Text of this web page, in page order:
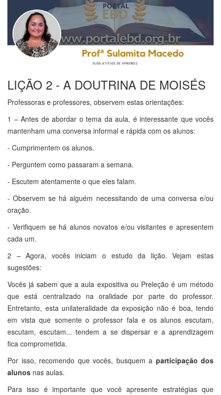
LIÇÃO 2 - A DOUTRINA DE MOISÉS
Professoras e professores, observem estas orientações:
1 – Antes de abordar o tema da aula, é interessante que vocês
mantenham uma conversa informal e rápida com os alunos:
- Cumprimentem os alunos.
- Perguntem como passaram a semana.
- Escutem atentamente o que eles falam.
- Observem se há alguém necessitando de uma conversa e/ou
oração.
- Verifiquem se há alunos novatos e/ou visitantes e apresentem
cada um.
2 – Agora, vocês iniciam o estudo da lição. Vejam estas
sugestões:
Vocês já sabem que a aula expositiva ou Preleção é um método
que está centralizado na oralidade por parte do professor.
Entretanto, esta unilateralidade da exposição não é boa, tendo
em vista que somente o professor fala e os alunos escutam,
escutam, escutam... tendem a se dispersar e a aprendizagem
fica comprometida.
Por isso, recomendo que vocês, busquem a participação dos
alunos nas aulas.
Para isso é importante que você apresente estratégias que